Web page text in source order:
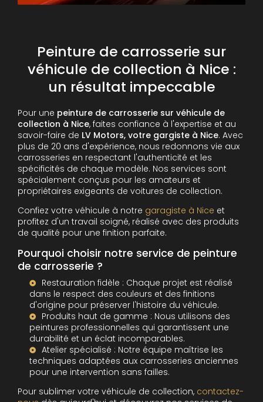
Peinture de carrosserie sur
véhicule de collection à Nice :
un résultat impeccable
Pour une peinture de carrosserie sur véhicule de
collection à Nice, faites confiance à l'expertise et au
savoir-faire de LV Motors, votre gargiste à Nice. Avec
plus de 20 ans d'expérience, nous redonnons vie aux
carrosseries en respectant l'authenticité et les
spécificités de chaque modèle. Nos services sont
spécialement conçus pour les amateurs et
propriétaires exigeants de voitures de collection.
Confiez votre véhicule à notre garagiste à Nice et
profitez d'un travail soigné, réalisé avec des produits
de qualité pour une finition parfaite.
Pourquoi choisir notre service de peinture
de carrosserie ?
Restauration fidèle : Chaque projet est réalisé
dans le respect des couleurs et des finitions
d'origine pour préserver l'histoire du véhicule.
Produits haut de gamme : Nous utilisons des
peintures professionnelles qui garantissent une
durabilité et un éclat incomparables.
Atelier spécialisé : Notre équipe maîtrise les
techniques adaptées aux carrosseries anciennes
pour une intervention sans failles.
Pour sublimer votre véhicule de collection, contactez-